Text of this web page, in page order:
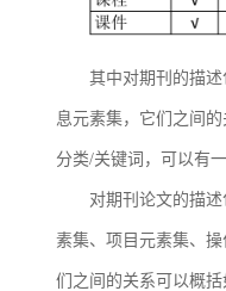
其中对期刊的描
息元素集，它们之间
分类/关键词，可以有
对期刊论文的描
素集、项目元素集、
们之间的关系可以概